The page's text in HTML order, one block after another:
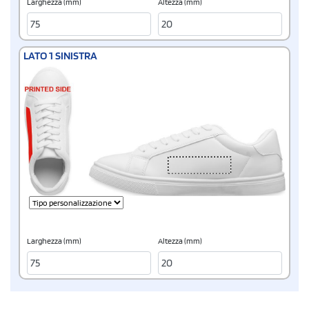
LATO 1 SINISTRA
Larghezza (mm) Altezza (mm)